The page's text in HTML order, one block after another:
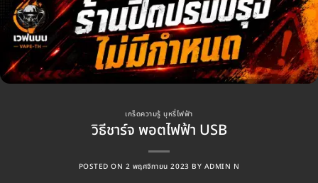
เกร็ดความรู้ บุหรี่ไฟฟ้า
วิธีชาร์จ พอตไฟฟ้า USB
POSTED ON 2 พฤศจิกายน 2023 BY ADMIN N